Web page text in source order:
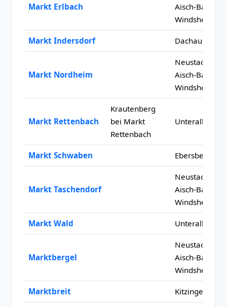
Markt Erlbach
Aisch-Bad
Windsheim
Markt Indersdorf Dachau
Markt Nordheim
Neustadt an
Aisch-Bad
Windsheim
Markt Rettenbach
Krautenberg
bei Markt
Rettenbach
Unterallgäu
Markt Schwaben Ebersberg
Markt Taschendorf
Neustadt an
Aisch-Bad
Windsheim
Markt Wald Unterallgäu
Marktbergel
Neustadt an
Aisch-Bad
Windsheim
Marktbreit Kitzingen